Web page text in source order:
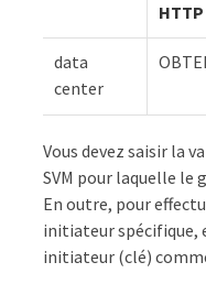
HTTP
data
center
Vous devez saisir la
SVM pour laquelle le
En outre, pour
initiateur spécifique,
initiateur (clé)